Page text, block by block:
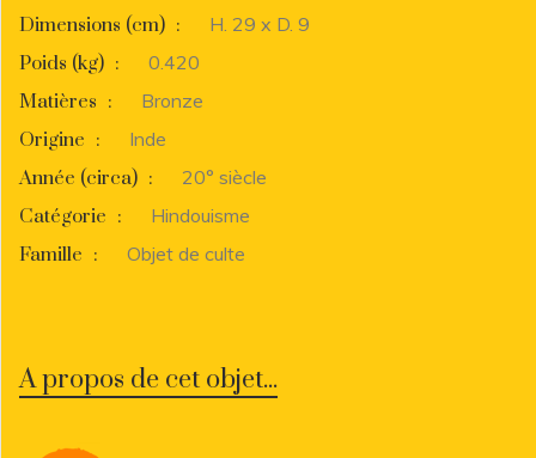
Dimensions (cm) :
H. 29 x D. 9
Poids (kg) :
0.420
Matières :
Bronze
Origine :
Inde
Année (circa) :
20° siècle
Catégorie :
Hindouisme
Famille : Objet de culte
A propos de cet objet...